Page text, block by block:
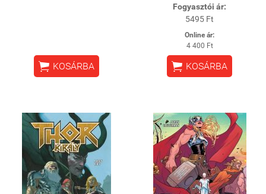
 KOSÁRBA
Fogyasztói ár:
5495 Ft
Online ár:
4 400 Ft
 KOSÁRBA